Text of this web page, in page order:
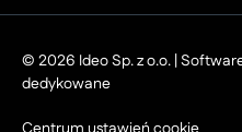
© 2026 Ideo Sp. z o.o. |
dedykowane